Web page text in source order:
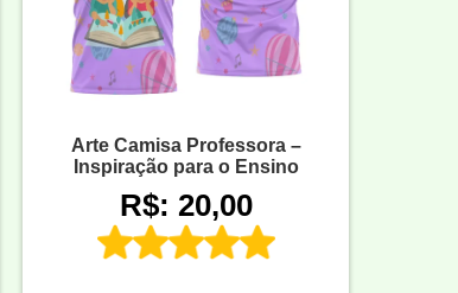
Arte Camisa Professora –
Inspiração para o Ensino
R$: 20,00